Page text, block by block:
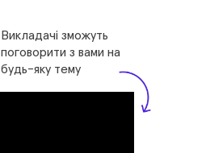
Викладачі зможуть
поговорити з вами на
будь-яку тему